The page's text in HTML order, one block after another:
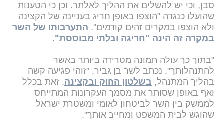
סבן, וכי יש להשלים את ההליך לאלתר. וכן כי הטענות
שהועלו כנגדה "הוצפו באופן חריג בעניינה של הקצינה
ולא הוצפו במקרים זהים קודמים". התערבותו של השר
במקרה זה הינה "חריגה ובלתי מבוססת".
"בתוך כך עולה תמונה מטרידה ביותר באשר
להתנהלותך", נכתב לשר בן גביר, "זוהי פגיעה קשה
בהליך המתנהל, בשלטון החוק ובקצינה. זאת בכלל
ואף באופן שסותר את מסמך העקרונות המתייחס
לממשק בין השר לביטחון לאומי ומשטרת ישראל
שהוגש לבית המשפט ומחייב אותך".